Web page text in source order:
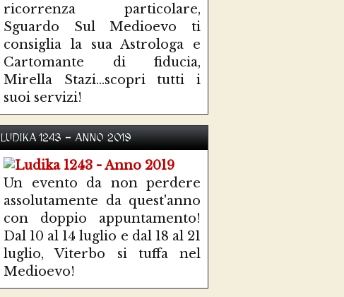
ricorrenza particolare,
Sguardo Sul Medioevo ti
consiglia la sua Astrologa e
Cartomante di fiducia,
Mirella Stazi...scopri tutti i
suoi servizi!
LUDIKA 1243 - ANNO 2019
Un evento da non perdere
assolutamente da quest'anno
con doppio appuntamento!
Dal 10 al 14 luglio e dal 18 al 21
luglio, Viterbo si tuffa nel
Medioevo!